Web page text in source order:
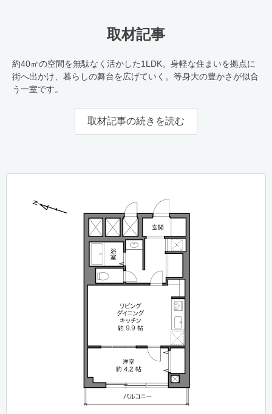
取材記事
約40㎡の空間を無駄なく活かした1LDK。身軽な住まいを拠点に
街へ出かけ、暮らしの舞台を広げていく。等身大の豊かさが似合
う一室です。
取材記事の続きを読む